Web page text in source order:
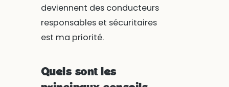
deviennent des conducteurs
responsables et sécuritaires
est ma priorité.
Quels sont les